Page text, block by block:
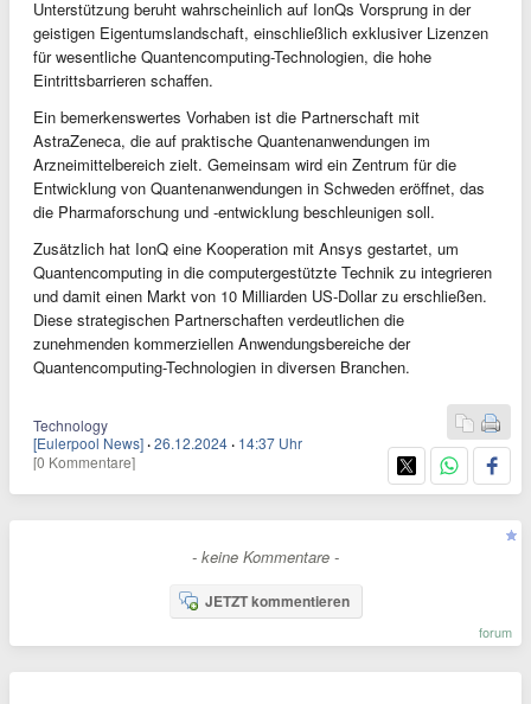
Unterstützung beruht wahrscheinlich auf IonQs Vorsprung in der
geistigen Eigentumslandschaft, einschließlich exklusiver Lizenzen
für wesentliche Quantencomputing-Technologien, die hohe
Eintrittsbarrieren schaffen.
Ein bemerkenswertes Vorhaben ist die Partnerschaft mit
AstraZeneca, die auf praktische Quantenanwendungen im
Arzneimittelbereich zielt. Gemeinsam wird ein Zentrum für die
Entwicklung von Quantenanwendungen in Schweden eröffnet, das
die Pharmaforschung und -entwicklung beschleunigen soll.
Zusätzlich hat IonQ eine Kooperation mit Ansys gestartet, um
Quantencomputing in die computergestützte Technik zu integrieren
und damit einen Markt von 10 Milliarden US-Dollar zu erschließen.
Diese strategischen Partnerschaften verdeutlichen die
zunehmenden kommerziellen Anwendungsbereiche der
Quantencomputing-Technologien in diversen Branchen.
Technology
[Eulerpool News] ·26.12.2024 · 14:37 Uhr
[0 Kommentare]
- keine Kommentare -
JETZT kommentieren
forum